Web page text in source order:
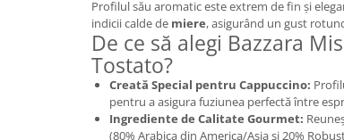
Profilul său aromatic este extrem de fin și
indicii calde de miere, asigurând un gust
De ce să alegi Bazzara
Tostato?
Creată Special pentru Cappuccino:
pentru a asigura fuziunea perfectă între
Ingrediente de Calitate Gourmet:
(80% Arabica din America/Asia și 20%